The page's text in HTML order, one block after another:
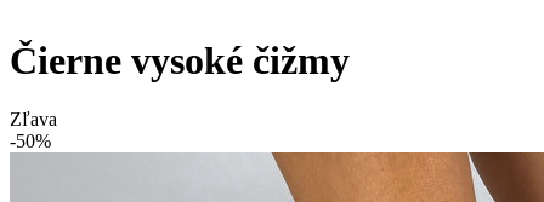
Čierne vysoké čižmy
Zľava
-50%